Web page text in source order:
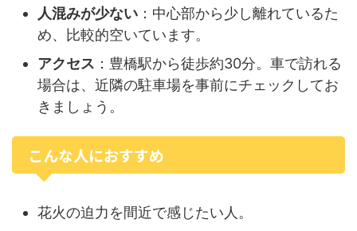
人混みが少ない ：中心部から少し離れているた
め、比較的空いています。
アクセス ：豊橋駅から徒歩約30分。車で訪れる
場合は、近隣の駐車場を事前にチェックしてお
きましょう。
こんな人におすすめ
花火の迫力を間近で感じたい人。